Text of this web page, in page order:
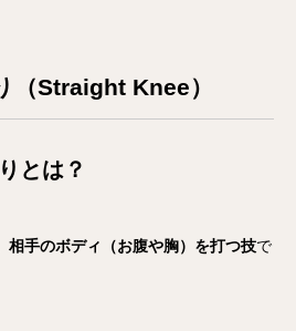
（Straight Knee）
とは？
相手のボディ（お腹や胸）を打つ技で